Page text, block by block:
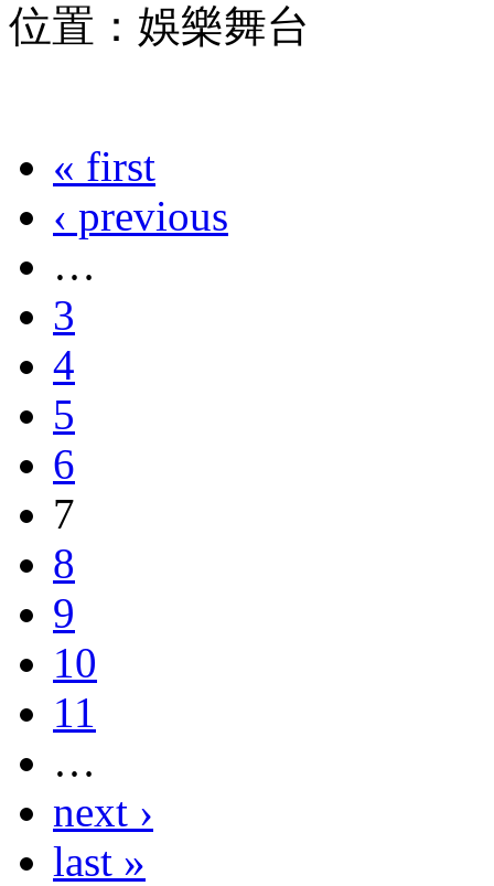
位置：娛樂舞台
« first
‹ previous
…
3
4
5
6
7
8
9
10
11
…
next ›
last »